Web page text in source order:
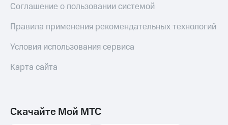
Соглашение о пользовании системой
Правила применения рекомендательных технологий
Условия использования сервиса
Карта сайта
Скачайте Мой МТС